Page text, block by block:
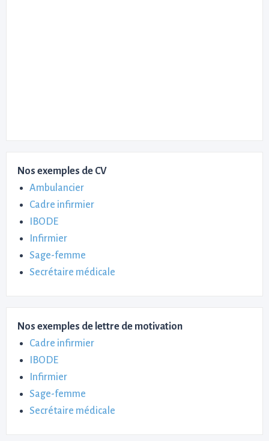
Nos exemples de CV
Ambulancier
Cadre infirmier
IBODE
Infirmier
Sage-femme
Secrétaire médicale
Nos exemples de lettre de motivation
Cadre infirmier
IBODE
Infirmier
Sage-femme
Secrétaire médicale